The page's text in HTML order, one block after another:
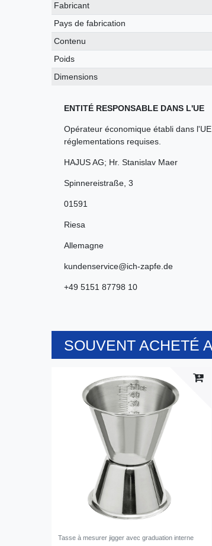
Fabricant
Pays de fabrication
Contenu
Poids
Dimensions
ENTITÉ RESPONSABLE DANS L'UE
Opérateur économique établi dans
réglementations requises.
HAJUS AG; Hr. Stanislav Maer
Spinnereistraße 3
01591
Riesa
Allemagne
kundenservice@ich-zapfe.de
+49 5151 87798 10
SOUVENT ACHETÉ
Tasse à mesurer jigger avec graduation interne